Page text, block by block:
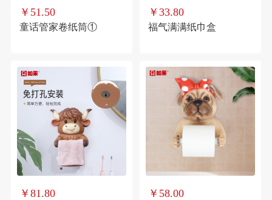
￥51.50
童话管家卷纸筒①
￥33.80
福气满满纸巾盒
￥81.80 ￥58.00